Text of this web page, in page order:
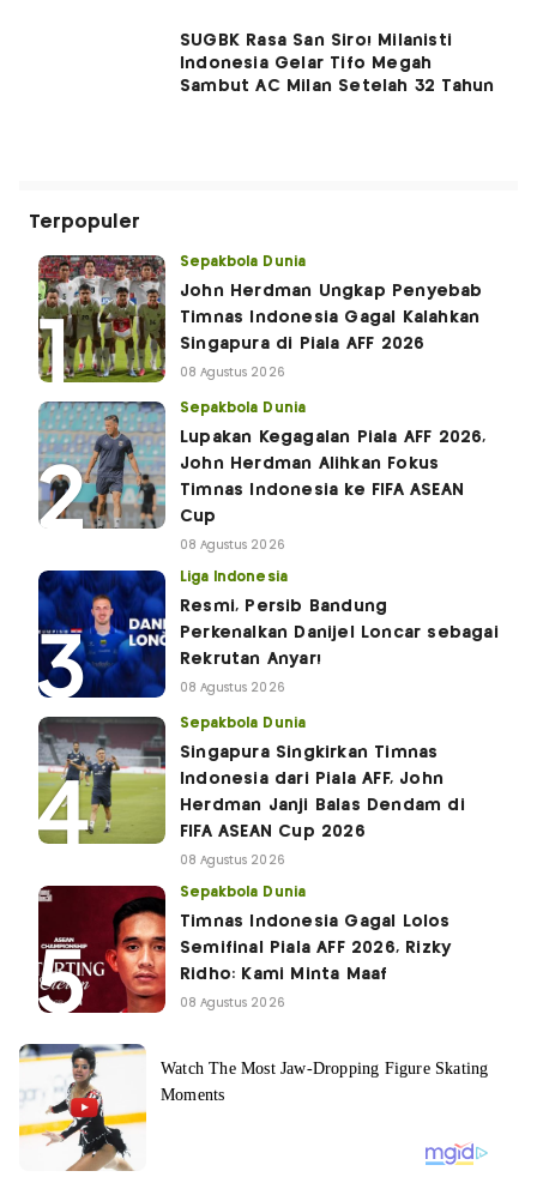
SUGBK Rasa San Siro! Milanisti
Indonesia Gelar Tifo Megah
Sambut AC Milan Setelah 32 Tahun
Terpopuler
Sepakbola Dunia
John Herdman Ungkap Penyebab
Timnas Indonesia Gagal Kalahkan
Singapura di Piala AFF 2026
08 Agustus 2026
Sepakbola Dunia
Lupakan Kegagalan Piala AFF 2026,
John Herdman Alihkan Fokus
Timnas Indonesia ke FIFA ASEAN
Cup
08 Agustus 2026
Liga Indonesia
Resmi, Persib Bandung
Perkenalkan Danijel Loncar sebagai
Rekrutan Anyar!
08 Agustus 2026
Sepakbola Dunia
Singapura Singkirkan Timnas
Indonesia dari Piala AFF, John
Herdman Janji Balas Dendam di
FIFA ASEAN Cup 2026
08 Agustus 2026
Sepakbola Dunia
Timnas Indonesia Gagal Lolos
Semifinal Piala AFF 2026, Rizky
Ridho: Kami Minta Maaf
08 Agustus 2026